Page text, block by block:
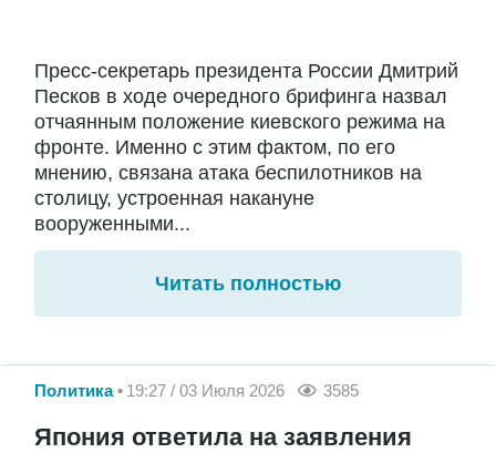
Пресс-секретарь президента России Дмитрий
Песков в ходе очередного брифинга назвал
отчаянным положение киевского режима на
фронте. Именно с этим фактом, по его
мнению, связана атака беспилотников на
столицу, устроенная накануне
вооруженными...
Читать полностью
Политика 19:27 / 03 Июля 2026 3585
Япония ответила на заявления